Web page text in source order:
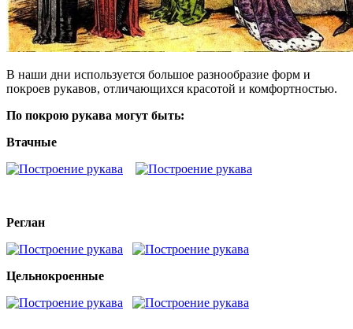
В наши дни используется большое разнообразие форм и
покроев рукавов, отличающихся красотой и комфортностью.
По покрою рукава могут быть:
Втачные
Реглан
Цельнокроенные